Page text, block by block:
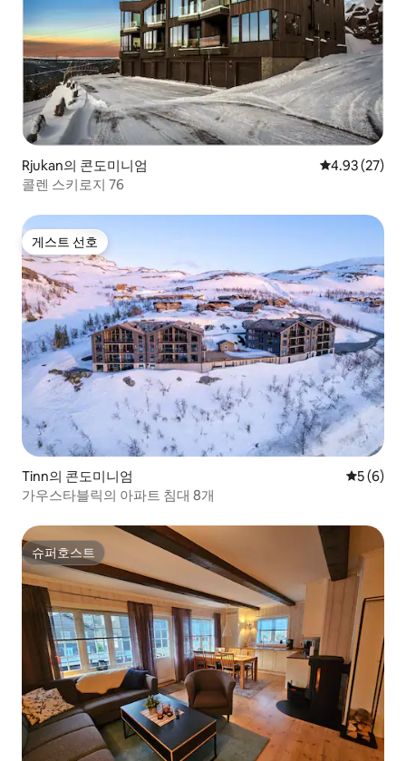
Rjukan의 콘도미니엄 평점 4.93점(5
4.93 (27)
콜렌 스키로지 76
게스트 선호
게스트 선호
Tinn의 콘도미니엄 평점 5점
5 (6)
가우스타블릭의 아파트 침대 8개
슈퍼호스트
슈퍼호스트